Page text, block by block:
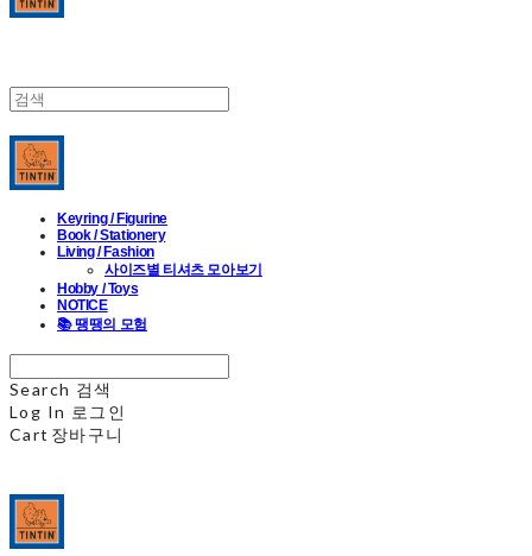
Keyring / Figurine
Book / Stationery
Living / Fashion
사이즈별 티셔츠 모아보기
Hobby / Toys
NOTICE
📚 땡땡의 모험
Search 검색
Log In 로그인
Cart 장바구니